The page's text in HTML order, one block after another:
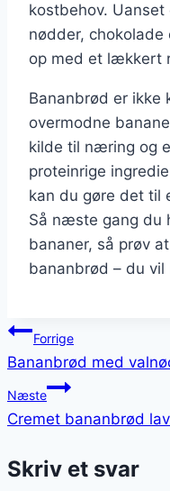
kostbehov.
nødder,
op med et lækkert
Bananbrød er ikke
overmodne
kilde til næring og
proteinrige
kan du gøre det til
Så næste gang du
bananer, så prøv
bananbrød – du
Forrige
Bananbrød med
Næste
Cremet bananbrød
Skriv et svar